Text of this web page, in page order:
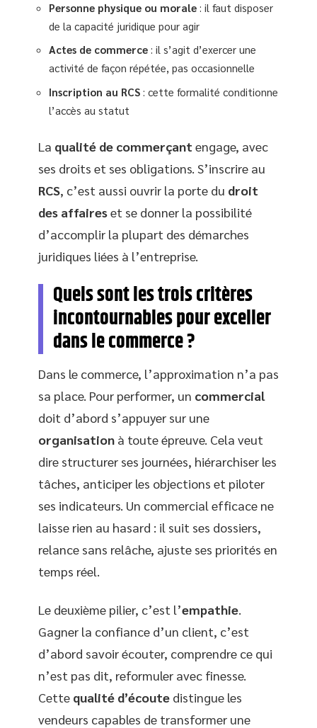
Personne physique ou morale : il faut disposer
de la capacité juridique pour agir
Actes de commerce : il s’agit d’exercer une
activité de façon répétée, pas occasionnelle
Inscription au RCS : cette formalité conditionne
l’accès au statut
La qualité de commerçant engage, avec
ses droits et ses obligations. S’inscrire au
RCS, c’est aussi ouvrir la porte du droit
des affaireset se donner la possibilité
d’accomplir la plupart des démarches
juridiques liées à l’entreprise.
Quels sont les trois critères
incontournables pour exceller
dans le commerce ?
Dans le commerce, l’approximation n’a pas
sa place. Pour performer, un commercial
doit d’abord s’appuyer sur une
organisation à toute épreuve. Cela veut
dire structurer ses journées, hiérarchiser les
tâches, anticiper les objections et piloter
ses indicateurs. Un commercial efficace ne
laisse rien au hasard : il suit ses dossiers,
relance sans relâche, ajuste ses priorités en
temps réel.
Le deuxième pilier, c’est l’empathie
Gagner la confiance d’un client, c’est
d’abord savoir écouter, comprendre ce qui
n’est pas dit, reformuler avec finesse.
Cette qualité d’écoute distingue les
vendeurs capables de transformer une